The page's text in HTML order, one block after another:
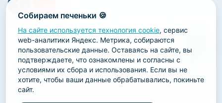
Собираем печеньки 🍪
На сайте используется технология cookie, сервис
web-аналитики Яндекс. Метрика, собираются
пользовательские данные. Оставаясь на сайте, вы
подтверждаете, что ознакомлены и согласны с
условиями их сбора и использования. Если вы не
хотите, чтобы ваши данные обрабатывались, покиньте
сайт.
ПОДПИСКА НА НОВОСТИ
2026 ООО «Научно-производственная лаборатория